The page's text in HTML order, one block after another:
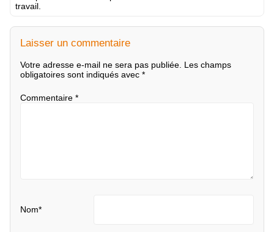
travail.
Laisser un commentaire
Votre adresse e-mail ne sera pas publiée. Les champs
obligatoires sont indiqués avec *
Commentaire *
Nom*